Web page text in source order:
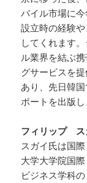
バイル市場に
設立時の経験
してくれます
ル業界を結ぶ
グサービスを
あり、先日韓
ポートを出版し
フィリップ ス
スガイ氏は国際
大学大学院国際
ビジネス学科の